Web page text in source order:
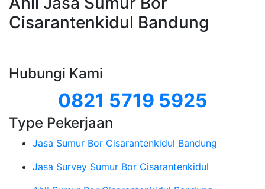
Cisarantenkidul Bandung
Hubungi Kami
0821 5719 5925
Type Pekerjaan
Jasa Sumur Bor Cisarantenkidul Bandung
Jasa Survey Sumur Bor Cisarantenkidul